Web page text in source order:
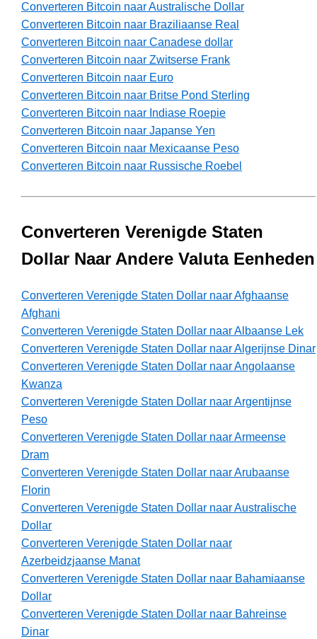
Converteren Bitcoin naar Australische Dollar
Converteren Bitcoin naar Braziliaanse Real
Converteren Bitcoin naar Canadese dollar
Converteren Bitcoin naar Zwitserse Frank
Converteren Bitcoin naar Euro
Converteren Bitcoin naar Britse Pond Sterling
Converteren Bitcoin naar Indiase Roepie
Converteren Bitcoin naar Japanse Yen
Converteren Bitcoin naar Mexicaanse Peso
Converteren Bitcoin naar Russische Roebel
Converteren Verenigde Staten
Dollar Naar Andere Valuta Eenheden
Converteren Verenigde Staten Dollar naar Afghaanse
Afghani
Converteren Verenigde Staten Dollar naar Albaanse Lek
Converteren Verenigde Staten Dollar naar Algerijnse Dinar
Converteren Verenigde Staten Dollar naar Angolaanse
Kwanza
Converteren Verenigde Staten Dollar naar Argentijnse
Peso
Converteren Verenigde Staten Dollar naar Armeense
Dram
Converteren Verenigde Staten Dollar naar Arubaanse
Florin
Converteren Verenigde Staten Dollar naar Australische
Dollar
Converteren Verenigde Staten Dollar naar
Azerbeidzjaanse Manat
Converteren Verenigde Staten Dollar naar Bahamiaanse
Dollar
Converteren Verenigde Staten Dollar naar Bahreinse
Dinar